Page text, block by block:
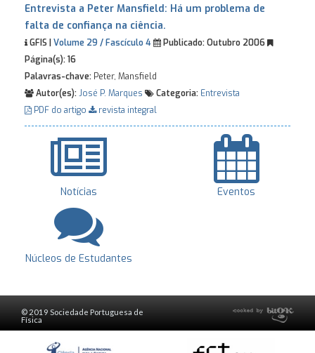
Entrevista a Peter Mansfield: Há um problema de
falta de confiança na ciência.
GFIS | Volume 29 / Fascículo 4 Publicado:Outubro 2006
Página(s):16
Palavras-chave: Peter, Mansfield
Autor(es):José P. Marques Categoria: Entrevista
PDF do artigo
revista integral
Notícias Eventos
Núcleos de Estudantes
© 2019 Sociedade Portuguesa de
Física